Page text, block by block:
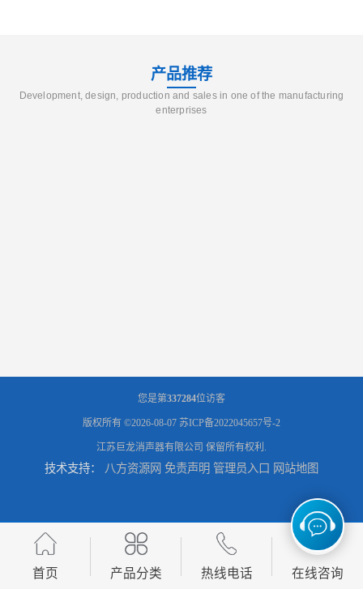
产品推荐
Development, design, production and sales in one of the manufacturing
enterprises
您是第337284位访客
版权所有 ©2026-08-07 苏ICP备2022045657号-2
江苏巨龙消声器有限公司 保留所有权利.
技术支持： 八方资源网 免责声明 管理员入口 网站地图
首页 产品分类 热线电话 在线咨询